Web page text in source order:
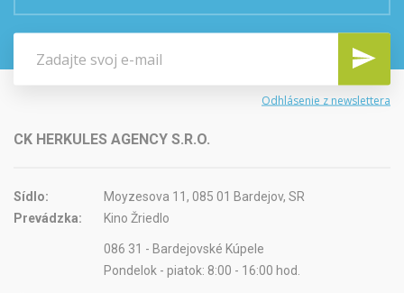
Odhlásenie z newslettera
CK HERKULES AGENCY S.R.O.
Sídlo:
Moyzesova 11, 085 01 Bardejov, SR
Prevádzka:
Kino Žriedlo
086 31 - Bardejovské Kúpele
Pondelok - piatok: 8:00 - 16:00 hod.